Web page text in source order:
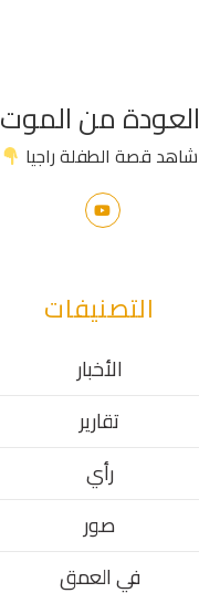
العودة من الموت
شاهد قصة الطفلة راجيا
التصنيفات
الأخبار
تقارير
رأي
صور
في العمق